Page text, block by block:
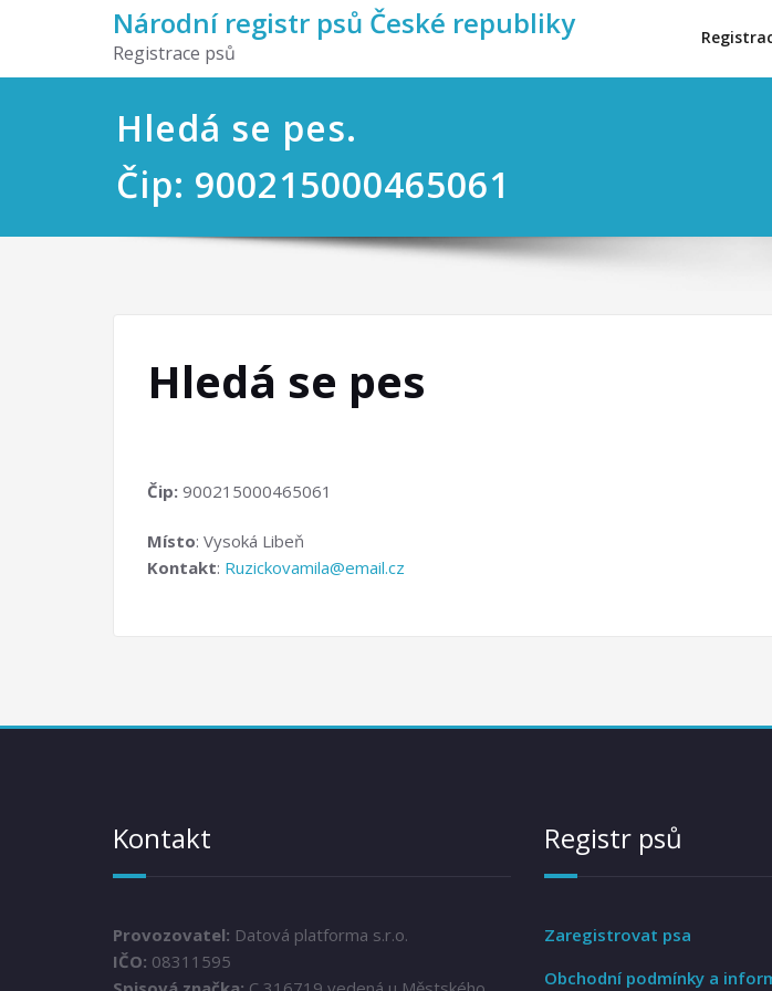
Národní registr psů České republiky
Registrace psů
Hledá se pes.
Čip: 900215000465061
Hledá se pes
Čip: 900215000465061
Místo: Vysoká Libeň
Kontakt: Ruzickovamila@email.cz
Kontakt
Provozovatel: Datová platforma s.r.o.
IČO: 08311595
Registr psů
Zaregistrovat psa
Obchodní podmínky a